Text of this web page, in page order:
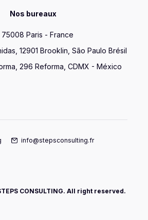
Nos bureaux
Paris - France
12901 Brooklin, São Paulo Brésil
296 Reforma, CDMX - México
info@stepsconsulting.fr
CONSULTING. All right reserved.